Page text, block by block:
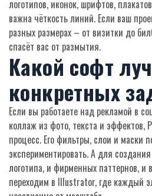
логотипов, иконок, шрифтов,
важна чёткость линий. Если ваш
разных размерах – от визитки до
спасёт вас от размытия.
Какой софт
конкретных
Если вы работаете над рекламой в
коллаж из фото, текста и эффектов,
процесс. Его фильтры, слои и маски
экспериментировать. А для
логотипа, и фирменных паттернов, и
переходим в Illustrator, где каждый